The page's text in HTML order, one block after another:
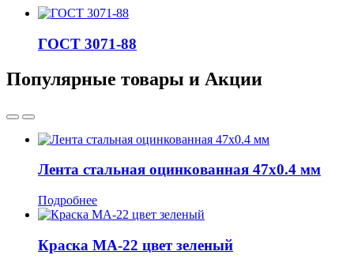
ГОСТ 3071-88
Популярные товары и Акции
Лента стальная оцинкованная 47x0.4 мм
Подробнее
Краска МА-22 цвет зеленый